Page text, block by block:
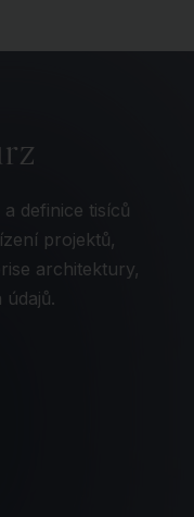
definice tisíců
projektů,
architektury,